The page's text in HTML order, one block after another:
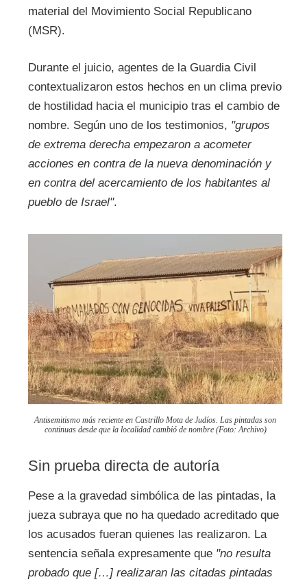
material del Movimiento Social Republicano
(MSR).
Durante el juicio, agentes de la Guardia Civil
contextualizaron estos hechos en un clima previo
de hostilidad hacia el municipio tras el cambio de
nombre. Según uno de los testimonios, "grupos
de extrema derecha empezaron a acometer
acciones en contra de la nueva denominación y
en contra del acercamiento de los habitantes al
pueblo de Israel".
Antisemitismo más reciente en Castrillo Mota de Judíos. Las pintadas son
continuas desde que la localidad cambió de nombre (Foto: Archivo)
Sin prueba directa de autoría
Pese a la gravedad simbólica de las pintadas, la
jueza subraya que no ha quedado acreditado que
los acusados fueran quienes las realizaron. La
sentencia señala expresamente que "no resulta
probado que […] realizaran las citadas pintadas